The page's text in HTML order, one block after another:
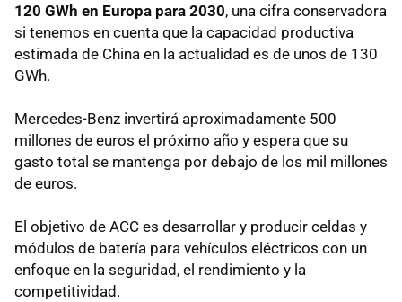
120 GWh en Europa para 2030, una cifra conservadora
si tenemos en cuenta que la capacidad productiva
estimada de China en la actualidad es de unos de 130
GWh.
Mercedes-Benz invertirá aproximadamente 500
millones de euros el próximo año y espera que su
gasto total se mantenga por debajo de los mil millones
de euros.
El objetivo de ACC es desarrollar y producir celdas y
módulos de batería para vehículos eléctricos con un
enfoque en la seguridad, el rendimiento y la
competitividad.